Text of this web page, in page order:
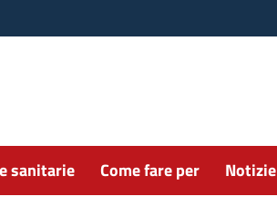
sanitarie Come fare per Notizie